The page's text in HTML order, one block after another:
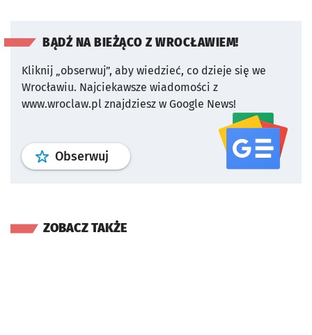
BĄDŹ NA BIEŻĄCO Z WROCŁAWIEM!
Kliknij „obserwuj”, aby wiedzieć, co dzieje się we
Wrocławiu. Najciekawsze wiadomości z
www.wroclaw.pl znajdziesz w Google News!
Obserwuj profil serwisu
ZOBACZ TAKŻE